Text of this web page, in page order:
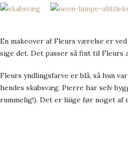
En makeover af Fleurs værelse er
sige det. Det passer så fint til Fleurs
Fleurs yndlingsfarve er blå, så hun
hendes skabsvæg. Pierre har selv
rummelig!). Det er liiige før noget af